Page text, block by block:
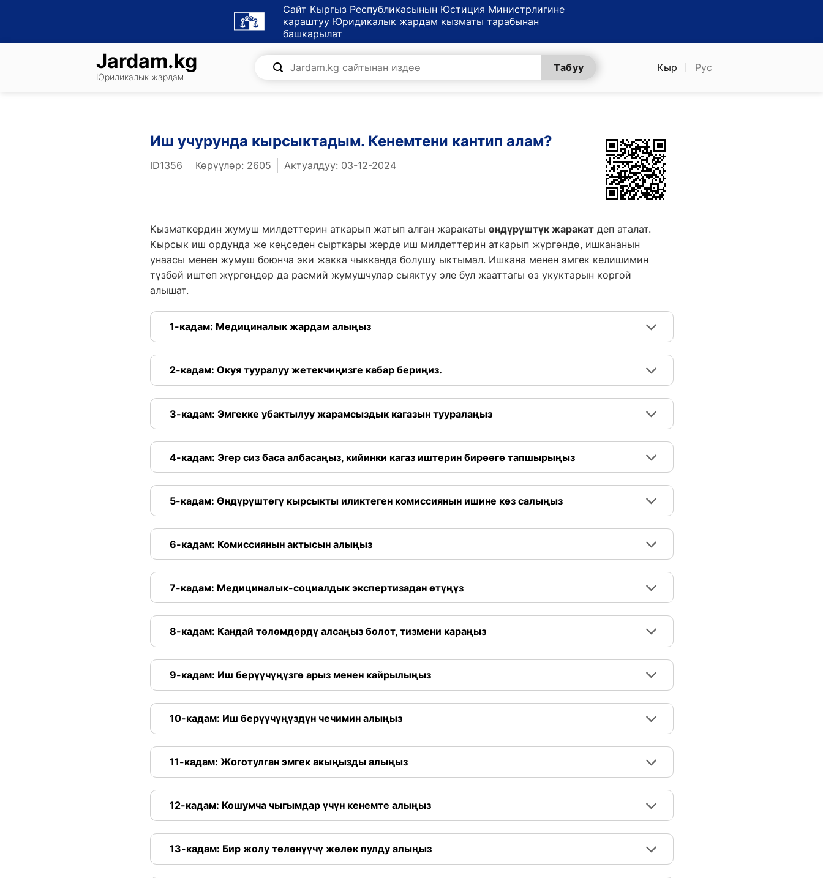
Сайт Кыргыз Республикасынын Юстиция Министрлигине
караштуу Юридикалык жардам кызматы тарабынан
башкарылат
Jardam.kg
Юридикалык жардам
Табуу Кыр Рус
Иш учурунда кырсыктадым. Кенемтени кантип алам?
ID1356 Көрүүлөр: 2605 Актуалдуу: 03-12-2024
Кызматкердин жумуш милдеттерин аткарып жатып алган жаракаты өндүрүштүк жаракатдеп аталат.
Кырсык иш ордунда же кеңседен сырткары жерде иш милдеттерин аткарып жүргөндө, ишкананын
унаасы менен жумуш боюнча эки жакка чыкканда болушу ыктымал. Ишкана менен эмгек келишимин
түзбөй иштеп жүргөндөр да расмий жумушчулар сыяктуу эле бул жааттагы өз укуктарын коргой
алышат.
1-кадам: Медициналык жардам алыңыз
2-кадам: Окуя тууралуу жетекчиңизге кабар бериңиз.
3-кадам: Эмгекке убактылуу жарамсыздык кагазын тууралаңыз
4-кадам: Эгер сиз баса албасаңыз, кийинки кагаз иштерин бирөөгө тапшырыңыз
5-кадам: Өндүрүштөгү кырсыкты иликтеген комиссиянын ишине көз салыңыз
6-кадам: Комиссиянын актысын алыңыз
7-кадам: Медициналык-социалдык экспертизадан өтүңүз
8-кадам: Кандай төлөмдөрдү алсаңыз болот, тизмени караңыз
9-кадам: Иш берүүчүңүзгө арыз менен кайрылыңыз
10-кадам: Иш берүүчүңүздүн чечимин алыңыз
11-кадам: Жоготулган эмгек акыңызды алыңыз
12-кадам: Кошумча чыгымдар үчүн кенемте алыңыз
13-кадам: Бир жолу төлөнүүчү жөлөк пулду алыңыз